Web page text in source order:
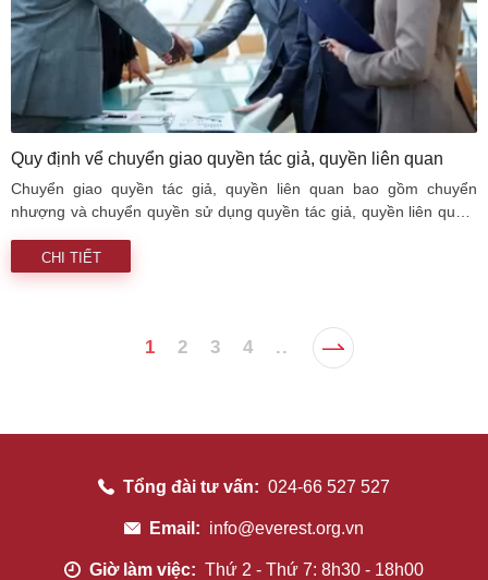
Quy định vể chuyển giao quyền tác giả, quyền liên quan
Chuyển giao quyền tác giả, quyền liên quan bao gồm chuyển
nhượng và chuyển quyền sử dụng quyền tác giả, quyền liên quan.
Việt Nam quy định như thế nào về hợp đồng chuyển giao quyền tác
giả, quyền liên quan?
CHI TIẾT
1 2 3 4 ..
Tổng đài tư vấn: 024-66 527 527
Email: info@everest.org.vn
Giờ làm việc: Thứ 2 - Thứ 7: 8h30 - 18h00